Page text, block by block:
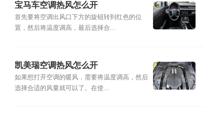
宝马车空调热风怎么开
首先要将空调出风口下方的旋钮转到红色的位
置，然后将温度调高，最后选择合...
凯美瑞空调热风怎么开
如果想打开空调的暖风，需要将温度调高，然后
选择合适的风量就可以了。在使...